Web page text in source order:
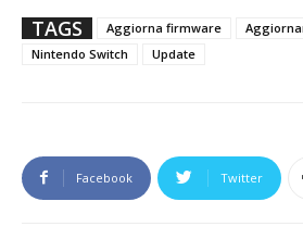
TAGS Aggiorna firmware
Nintendo Switch
Update
Facebook Twitter